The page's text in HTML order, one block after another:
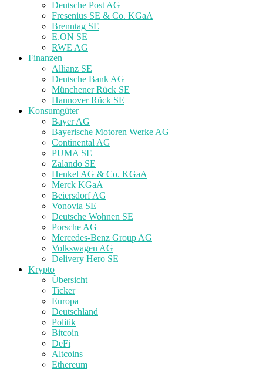
Deutsche Post AG
Fresenius SE & Co. KGaA
Brenntag SE
E.ON SE
RWE AG
Finanzen
Allianz SE
Deutsche Bank AG
Münchener Rück SE
Hannover Rück SE
Konsumgüter
Bayer AG
Bayerische Motoren Werke AG
Continental AG
PUMA SE
Zalando SE
Henkel AG & Co. KGaA
Merck KGaA
Beiersdorf AG
Vonovia SE
Deutsche Wohnen SE
Porsche AG
Mercedes-Benz Group AG
Volkswagen AG
Delivery Hero SE
Krypto
Übersicht
Ticker
Europa
Deutschland
Politik
Bitcoin
DeFi
Altcoins
Ethereum